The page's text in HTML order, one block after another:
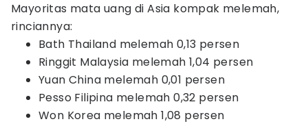
Mayoritas mata uang di Asia kompak melemah,
rinciannya:
Bath Thailand melemah 0,13 persen
Ringgit Malaysia melemah 1,04 persen
Yuan China melemah 0,01 persen
Pesso Filipina melemah 0,32 persen
Won Korea melemah 1,08 persen